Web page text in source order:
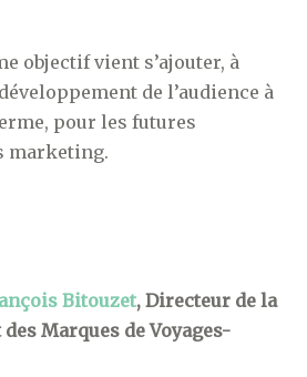
objectif vient s’ajouter, à
de l’audience à
pour les futures
marketing.
Bitouzet, Directeur de la
Marques de Voyages-